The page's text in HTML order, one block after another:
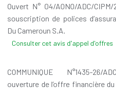
Ouvert N° 04/AONO/ADC/
souscription de polices
Du Cameroun S.A.
Consulter cet avis d'appel d'offres
COMMUNIQUE N°1435-26/
ouverture de l’offre financière